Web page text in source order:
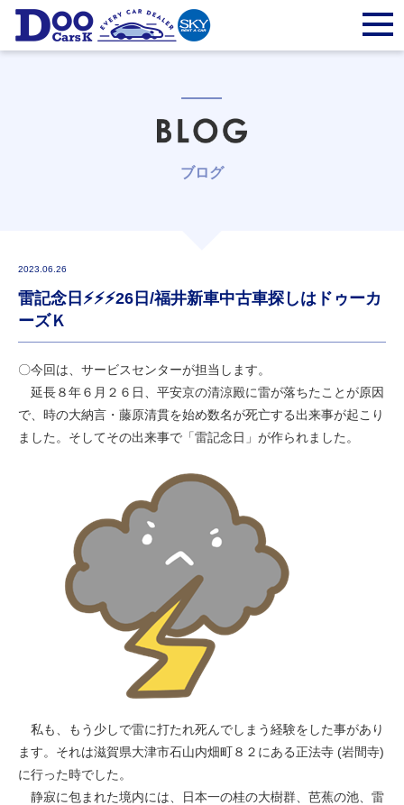
ブログ
2023.06.26
雷記念日⚡⚡⚡26日/福井新車中古車探しはドゥーカ
ーズＫ
〇今回は、サービスセンターが担当します。
延長８年６月２６日、平安京の清涼殿に雷が落ちたことが原因
で、時の大納言・藤原清貫を始め数名が死亡する出来事が起こり
ました。そしてその出来事で「雷記念日」が作られました。
私も、もう少しで雷に打たれ死んでしまう経験をした事があり
ます。それは滋賀県大津市石山内畑町８２にある正法寺 (岩間寺)
に行った時でした。
静寂に包まれた境内には、日本一の桂の大樹群、芭蕉の池、雷